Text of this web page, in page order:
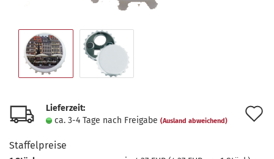
Lieferzeit:
ca. 3-4 Tage nach Freigabe (Ausland abweichend)
Staffelpreise